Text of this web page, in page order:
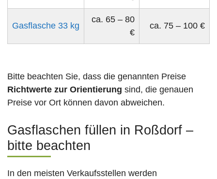
Gasflasche 33 kg
ca. 65 – 80
€
ca. 75 – 100 €
Bitte beachten Sie, dass die genannten Preise
Richtwerte zur Orientierung sind, die genauen
Preise vor Ort können davon abweichen.
Gasflaschen füllen in Roßdorf –
bitte beachten
In den meisten Verkaufsstellen werden